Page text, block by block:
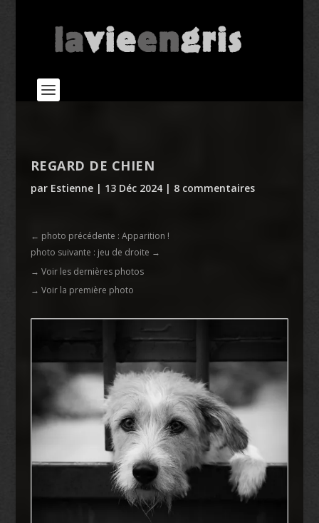
REGARD DE CHIEN
par Estienne| 13 Déc 2024| 8 commentaires
← photo précédente : Apparition !
photo suivante : jeu de droite →
→ Voir les dernières photos
→ Voir la première photo